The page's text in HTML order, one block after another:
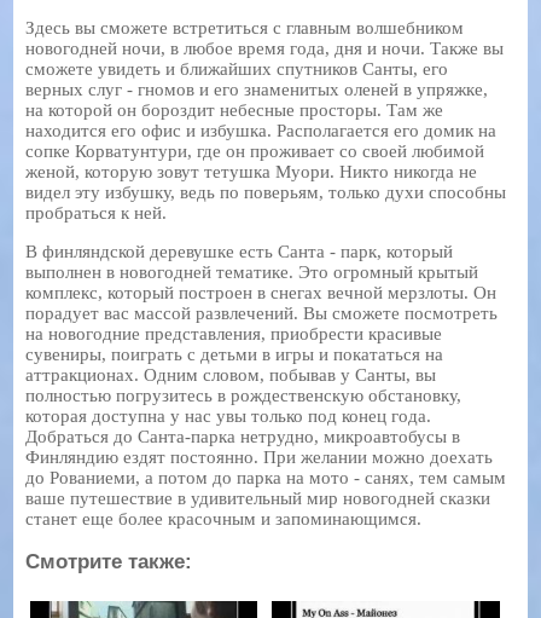
Здесь вы сможете встретиться с главным волшебником
новогодней ночи, в любое время года, дня и ночи. Также вы
сможете увидеть и ближайших спутников Санты, его
верных слуг - гномов и его знаменитых оленей в упряжке,
на которой он бороздит небесные просторы. Там же
находится его офис и избушка. Располагается его домик на
сопке Корватунтури, где он проживает со своей любимой
женой, которую зовут тетушка Муори. Никто никогда не
видел эту избушку, ведь по поверьям, только духи способны
пробраться к ней.
В финляндской деревушке есть Санта - парк, который
выполнен в новогодней тематике. Это огромный крытый
комплекс, который построен в снегах вечной мерзлоты. Он
порадует вас массой развлечений. Вы сможете посмотреть
на новогодние представления, приобрести красивые
сувениры, поиграть с детьми в игры и покататься на
аттракционах. Одним словом, побывав у Санты, вы
полностью погрузитесь в рождественскую обстановку,
которая доступна у нас увы только под конец года.
Добраться до Санта-парка нетрудно, микроавтобусы в
Финляндию ездят постоянно. При желании можно доехать
до Рованиеми, а потом до парка на мото - санях, тем самым
ваше путешествие в удивительный мир новогодней сказки
станет еще более красочным и запоминающимся.
Смотрите также: